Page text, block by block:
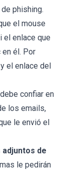
phishing.
el mouse
el enlace que
él. Por
el enlace del
confiar en
los emails,
le envió el
de
le pedirán